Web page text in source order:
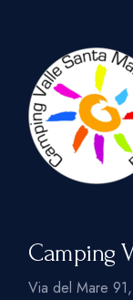
Camping
Via del Mare